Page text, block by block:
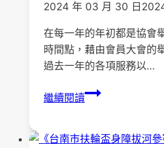
慈
萱
媽
媽》
2024 年 03 月 30 日
在每一年的年初都是協會
時間點，藉由會員大會的
過去一年的各項服務以…
繼續閱讀2024
市